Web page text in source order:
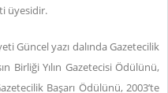
üyesidir.
Güncel yazı dalında Gazetecilik
Birliği Yılın Gazetecisi Ödülünü,
Başarı Ödülünü, 2003’te